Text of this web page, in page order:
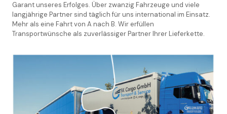
Garant unseres Erfolges. Über zwanzig Fahrzeuge und viele
langjährige Partner sind täglich für uns international im Einsatz.
Mehr als eine Fahrt von A nach B. Wir erfüllen
Transportwünsche als zuverlässiger Partner Ihrer Lieferkette.